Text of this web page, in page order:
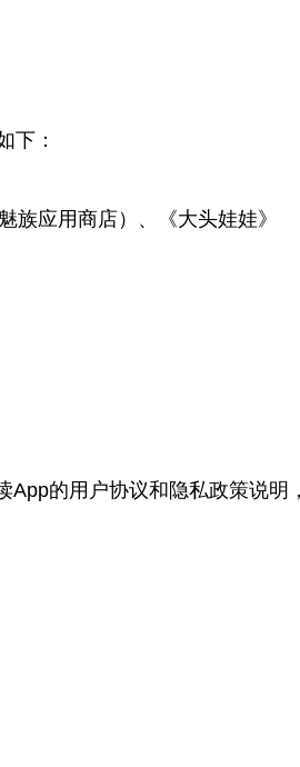
下：
应用商店）、《大头娃娃》
的用户协议和隐私政策说明